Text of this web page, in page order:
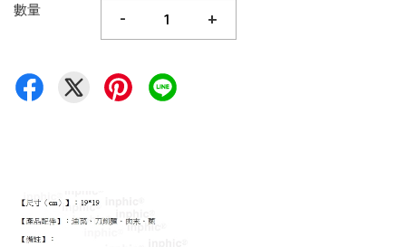
數量 - +